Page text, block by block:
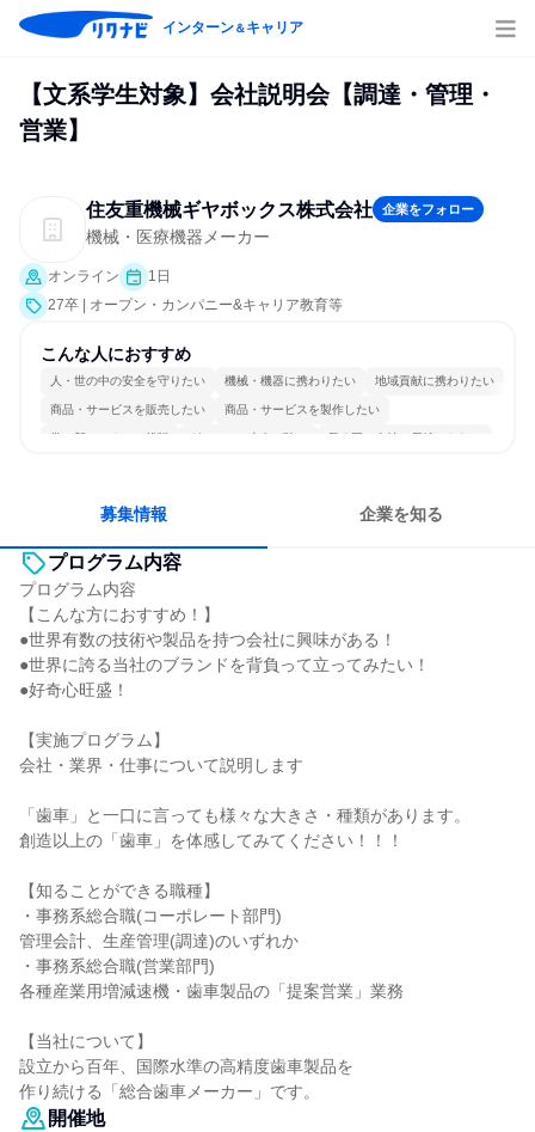
インターン＆キャリア
【文系学生対象】会社説明会【調達・管理・
営業】
住友重機械ギヤボックス株式会社 企業をフォロー
機械・医療機器メーカー
オンライン
1日
27卒 | オープン・カンパニー&キャリア教育等
こんな人におすすめ
人・世の中の安全を守りたい 機械・機器に携わりたい 地域貢献に携わりたい
商品・サービスを販売したい 商品・サービスを製作したい
常に新しいものに挑戦 グローバル志向が強い 長く同じ会社に居続けられる
募集情報 企業を知る
プログラム内容
プログラム内容
【こんな方におすすめ！】
●世界有数の技術や製品を持つ会社に興味がある！
●世界に誇る当社のブランドを背負って立ってみたい！
●好奇心旺盛！
【実施プログラム】
会社・業界・仕事について説明します
「歯車」と一口に言っても様々な大きさ・種類があります。
創造以上の「歯車」を体感してみてください！！！
【知ることができる職種】
・事務系総合職(コーポレート部門)
管理会計、生産管理(調達)のいずれか
・事務系総合職(営業部門)
各種産業用増減速機・歯車製品の「提案営業」業務
【当社について】
設立から百年、国際水準の高精度歯車製品を
作り続ける「総合歯車メーカー」です。
開催地